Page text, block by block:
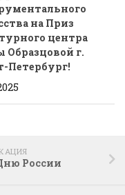
на Приз
центра
Образцовой г.
Петербург!
России